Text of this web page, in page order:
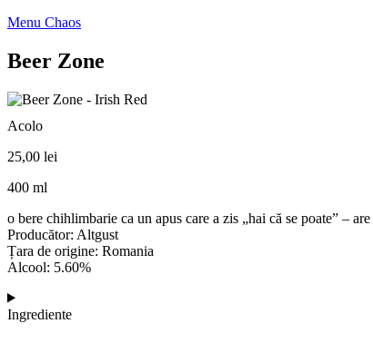
Menu Chaos
Beer Zone
Acolo
25,00 lei
400 ml
o bere chihlimbarie ca un apus care a zis „hai că se poate” –
Producător: Altgust
Țara de origine: Romania
Alcool: 5.60%
Ingrediente